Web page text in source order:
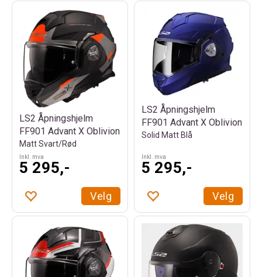
LS2 Åpningshjelm
FF901 Advant X Oblivion
Matt Svart/Rød
Inkl. mva
5 295,-
Velg
LS2 Åpningshjelm
FF901 Advant X Oblivion
Solid Matt Blå
Inkl. mva
5 295,-
Velg